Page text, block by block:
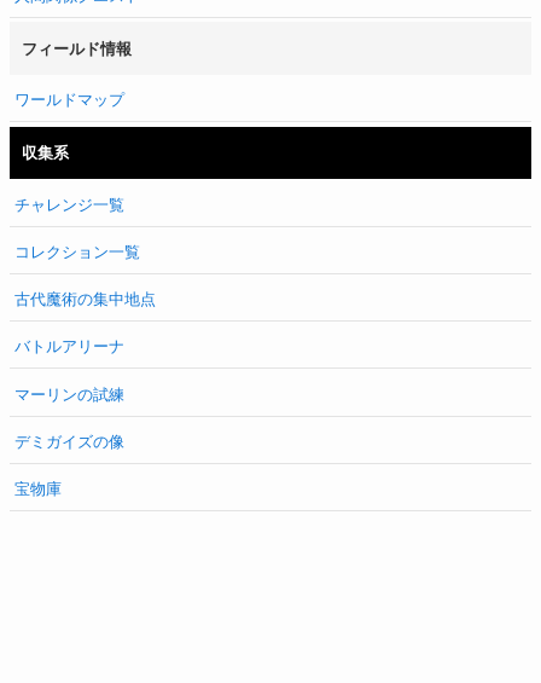
フィールド情報
ワールドマップ
収集系
チャレンジ一覧
コレクション一覧
古代魔術の集中地点
バトルアリーナ
マーリンの試練
デミガイズの像
宝物庫